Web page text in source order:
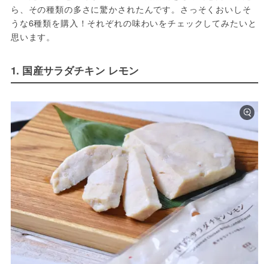
ら、その種類の多さに驚かされたんです。さっそくおいしそ
うな6種類を購入！それぞれの味わいをチェックしてみたいと
思います。
1. 国産サラダチキン レモン